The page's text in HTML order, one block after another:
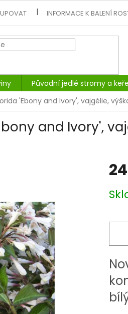
INFORMACE K BALENÍ
Původní jedlé stromy a keře
'Ebony and Ivory', vajgélie,
and Ivory',
cena: